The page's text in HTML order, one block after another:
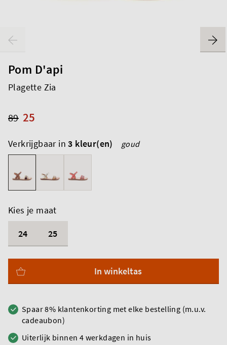
Pom D'api
Plagette Zia
25
89
Verkrijgbaar in3 kleur(en) goud
Kies je maat
24
25
In winkeltas
Spaar 8% klantenkorting met elke bestelling (m.u.v.
cadeaubon)
Uiterlijk binnen 4 werkdagen in huis